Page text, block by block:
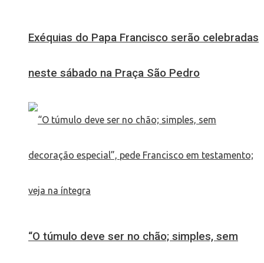
Exéquias do Papa Francisco serão celebradas
neste sábado na Praça São Pedro
“O túmulo deve ser no chão; simples, sem